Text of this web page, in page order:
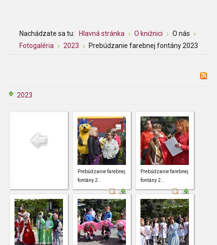
Nachádzate sa tu: Hlavná stránka O knižnici
O nás
Fotogaléria
2023 Prebúdzanie farebnej fontány 2023
2023
Prebúdzanie farebnej
fontány 2...
Prebúdzanie farebnej
fontány 2...